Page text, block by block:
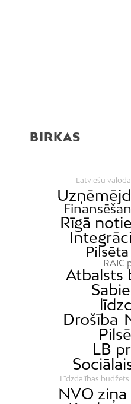
BIRKAS
Latviešu
Rīgā
RAIC
Atbalsts
Drošība
LB
Līdzdalības budžets
NVO ziņa